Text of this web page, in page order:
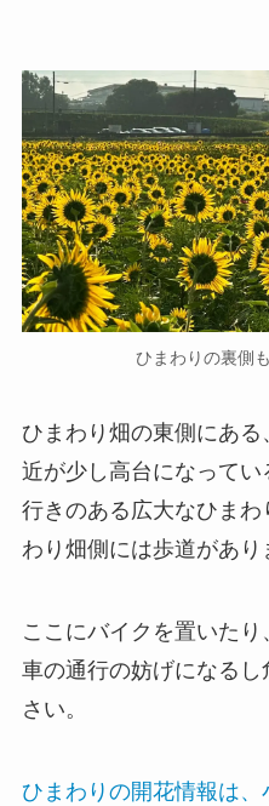
ひまわりの裏側
ひまわり畑の東側にあ
近が少し高台になって
行きのある広大なひまわ
わり畑側には歩道があり
ここにバイクを置いたり
車の通行の妨げになる
さい。
ひまわりの開花情報は